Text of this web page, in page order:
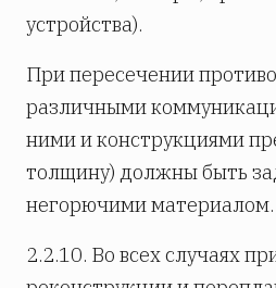
устройства).
При пересечении
различными
ними и конструкциями
толщину) должны быть
негорючими материалом.
2.2.10. Во всех случаях